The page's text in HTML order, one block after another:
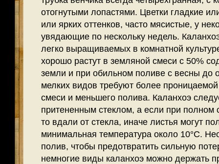
отогнутыми лопастями. Цветки гладкие
или ярких оттенков, часто мясистые, у
увядающие по нескольку недель.
легко выращиваемых в комнатной
хорошо растут в земляной смеси с 50%
земли и при обильном поливе с весны до
мелких видов требуют более
смеси и меньшего полива. Каланхоэ
притененным стеклом, а если при полном
то вдали от стекла, иначе листья могут
минимальная температура около 10°С.
полив, чтобы предотвратить сильную
немногие виды каланхоэ можно держать